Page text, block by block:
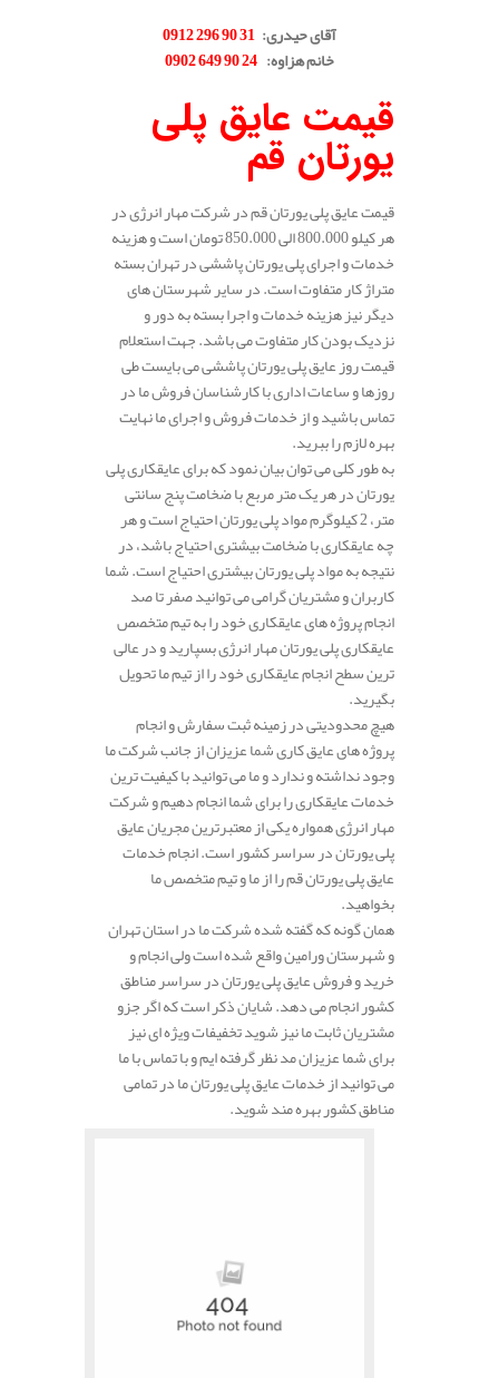
آقای حیدری:
31 90 296 0912
خانم هزاوه:
24 90 649 0902
قیمت عایق پلی
یورتان قم
قیمت عایق پلی یورتان قم در شرکت مهار انرژی در
هر کیلو 800.000 الی 850.000 تومان است و هزینه
خدمات و اجرای پلی یورتان پاششی در تهران بسته
متراژ کار متفاوت است. در سایر شهرستان های
دیگر نیز هزینه خدمات و اجرا بسته به دور و
نزدیک بودن کار متفاوت می باشد. جهت استعلام
قیمت روز عایق پلی یورتان پاششی می بایست طی
روزها و ساعات اداری با کارشناسان فروش ما در
تماس باشید و از خدمات فروش و اجرای ما نهایت
بهره لازم را ببرید.
به طور کلی می توان بیان نمود که برای عایقکاری پلی
یورتان در هر یک متر مربع با ضخامت پنج سانتی
متر، 2 کیلوگرم مواد پلی یورتان احتیاج است و هر
چه عایقکاری با ضخامت بیشتری احتیاج باشد، در
نتیجه به مواد پلی یورتان بیشتری احتیاج است. شما
کاربران و مشتریان گرامی می توانید صفر تا صد
انجام پروژه های عایقکاری خود را به تیم متخصص
عایقکاری پلی یورتان مهار انرژی بسپارید و در عالی
ترین سطح انجام عایقکاری خود را از تیم ما تحویل
بگیرید.
هیچ محدودیتی در زمینه ثبت سفارش و انجام
پروژه های عایق کاری شما عزیزان از جانب شرکت ما
وجود نداشته و ندارد و ما می توانید با کیفیت ترین
خدمات عایقکاری را برای شما انجام دهیم و شرکت
مهار انرژی همواره یکی از معتبرترین مجریان عایق
پلی یورتان در سراسر کشور است. انجام خدمات
عایق پلی یورتان قم را از ما و تیم متخصص ما
بخواهید.
همان گونه که گفته شده شرکت ما در استان تهران
و شهرستان ورامین واقع شده است ولی انجام و
خرید و فروش عایق پلی یورتان در سراسر مناطق
کشور انجام می دهد. شایان ذکر است که اگر جزو
مشتریان ثابت ما نیز شوید تخفیفات ویژه ای نیز
برای شما عزیزان مد نظر گرفته ایم و با تماس با ما
می توانید از خدمات عایق پلی یورتان ما در تمامی
مناطق کشور بهره مند شوید.